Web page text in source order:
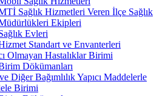
Sağlık Hizmetleri Veren İlçe Sağlık
Ekipleri
Evleri
Standart ve Envanterleri
Olmayan Hastalıklar Birimi
Dökümanları
Diğer Bağımlılık Yapıcı Maddelerle
Birimi